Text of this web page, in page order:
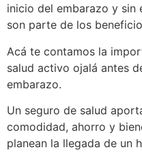
inicio del embarazo y sin
son parte de los
Acá te contamos la
salud activo ojalá antes
embarazo.
Un seguro de salud
comodidad, ahorro y
planean la llegada de un